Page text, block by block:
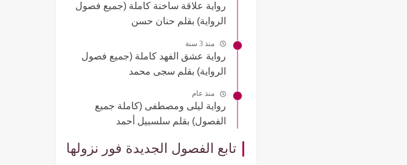
رواية علاقة ساخنة كاملة (جميع فصول
الرواية) بقلم حنان حسن
منذ 3 سنة
رواية عشق الفهد كاملة (جميع فصول
الرواية) بقلم سجى محمد
منذ عام
رواية ليلى ومصطفى (كاملة جميع
الفصول) بقلم سلسبيل أحمد
تابع الفصول الجديدة فور نزولها